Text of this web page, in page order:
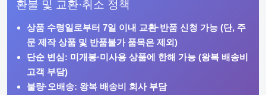
환불 및 교환·취소 정책
상품 수령일로부터 7일 이내 교환·반품 신청 가능 (단, 주
문 제작 상품 및 반품불가 품목은 제외)
단순 변심: 미개봉·미사용 상품에 한해 가능 (왕복 배송비
고객 부담)
불량·오배송: 왕복 배송비 회사 부담